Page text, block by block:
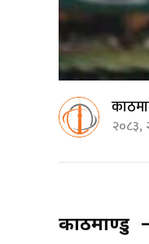
२०८३,
काठमाण्डु –